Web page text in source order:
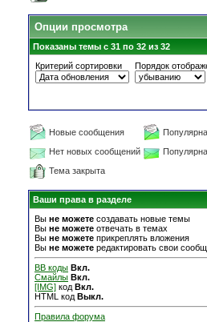
Опции просмотра
Показаны темы с 31 по 32 из 32
Критерий сортировки
Порядок
Новые сообщения
Нет новых сообщений
Тема закрыта
Ваши права в разделе
Вы не можете создавать новые темы
Вы не можете отвечать в темах
Вы не можете прикреплять вложения
Вы не можете редактировать свои
BB коды Вкл.
Смайлы Вкл.
[IMG] код Вкл.
HTML код Выкл.
Правила форума